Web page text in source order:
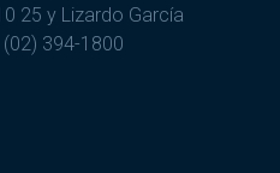
25 y Lizardo García
(02) 394-1800